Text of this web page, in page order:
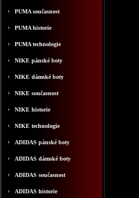
PUMA současnost
PUMA historie
PUMA technologie
NIKE pánské boty
NIKE dámské boty
NIKE současnost
NIKE historie
NIKE technologie
ADIDAS pánské boty
ADIDAS dámské boty
ADIDAS současnost
ADIDAS historie